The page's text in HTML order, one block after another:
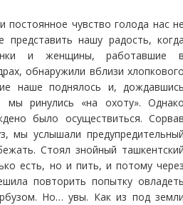
чувство голода нас
нашу радость,
и женщины, работавшие
обнаружили вблизи
наше поднялось и,
мы ринулись «на охоту».
было осуществиться.
мы услышали
Стоял знойный
есть, но и пить, и потому
повторить попытку
Но… увы. Как из под